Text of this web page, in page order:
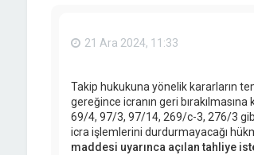
21 Ara 2024, 11:33
Takip hukukuna yönelik kararların
gereğince icranın geri bırakılmasına
69/4, 97/3, 97/14, 269/c-3, 276/3
icra işlemlerini durdurmayacağı
maddesi uyarınca açılan tahliye